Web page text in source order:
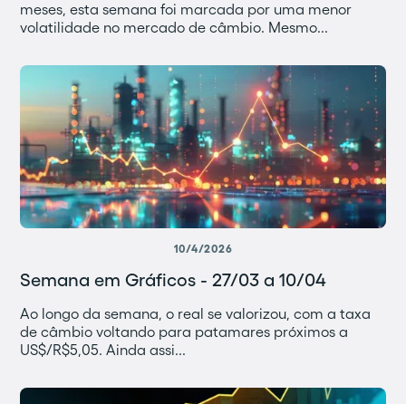
meses, esta semana foi marcada por uma menor
volatilidade no mercado de câmbio. Mesmo...
10/4/2026
Semana em Gráficos - 27/03 a 10/04
Ao longo da semana, o real se valorizou, com a taxa
de câmbio voltando para patamares próximos a
US$/R$5,05. Ainda assi...